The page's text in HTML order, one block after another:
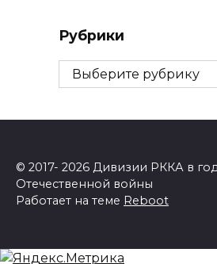
Рубрики
Рубрики
© 2017- 2026 Дивизии РККА в
Отечественной войны
Работает на теме Reboot